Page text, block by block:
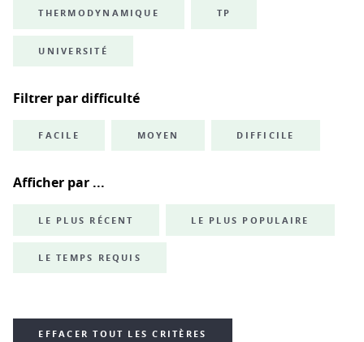
THERMODYNAMIQUE TP
UNIVERSITÉ
Filtrer par difficulté
FACILE MOYEN DIFFICILE
Afficher par ...
LE PLUS RÉCENT LE PLUS POPULAIRE
LE TEMPS REQUIS
EFFACER TOUT LES CRITÈRES